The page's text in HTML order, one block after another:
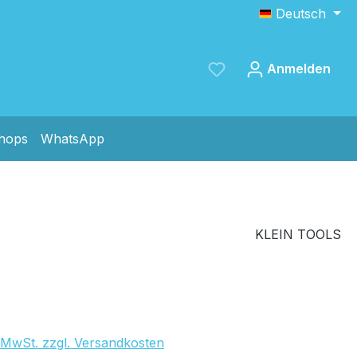
Deutsch
Anmelden
WhatsApp
KLEIN TOOLS
€
zzgl. Versandkosten